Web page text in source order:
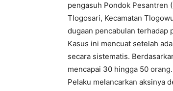
pengasuh Pondok Pesantren
Tlogosari, Kecamatan
dugaan pencabulan terhadap
Kasus ini mencuat setelah
secara sistematis.
mencapai 30 hingga 50 orang.
Pelaku melancarkan aksinya